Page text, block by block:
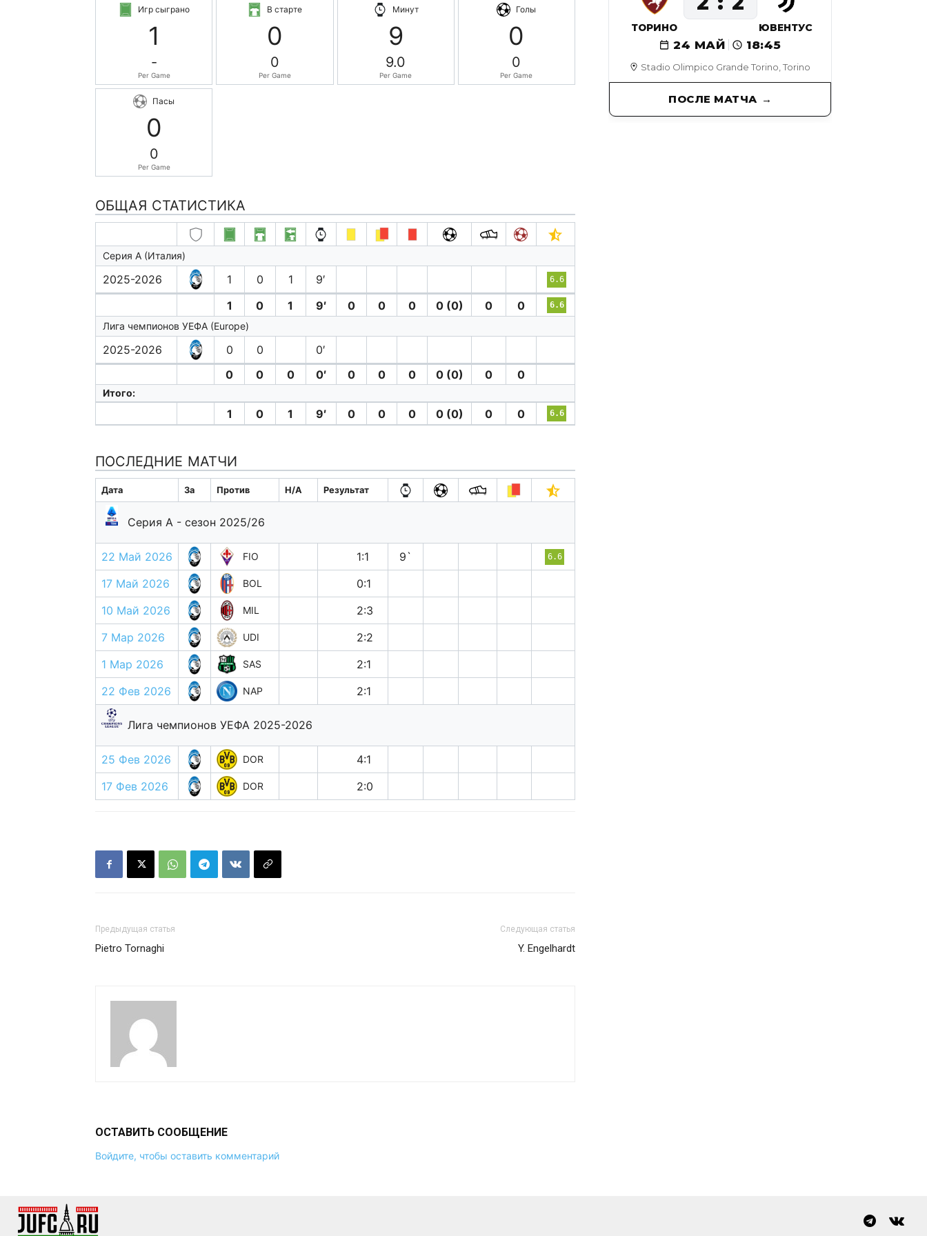
Игр сыграно
1
-
Per Game
В старте
0
0
Per Game
Минут
9
9.0
Per Game
Голы
0
0
Per Game
Пасы
0
0
Per Game
ОБЩАЯ СТАТИСТИКА
Серия А (Италия)
2025-2026 1 0 1 9′ 6.6
1 0 1 9′ 0 0 0 0 (0) 0 0 6.6
Лига чемпионов УЕФА (Europe)
2025-2026 0 0
0′
0
0 0 0′ 0 0 0 0 (0) 0 0
Итого:
1 0 1 9′ 0 0 0 0 (0) 0 0 6.6
ПОСЛЕДНИЕ МАТЧИ
Дата За Против H/A Результат
Серия А - сезон 2025/26
22 Май 2026 FIO 1:1 9` 6.6
17 Май 2026 BOL
0:1
10 Май 2026
MIL
2:3
7 Мар 2026
UDI
2:2
1 Мар 2026
SAS
2:1
22 Фев 2026
NAP 2:1
Лига чемпионов УЕФА 2025-2026
25 Фев 2026 DOR
4:1
17 Фев 2026
DOR 2:0
Предыдущая статья
Pietro Tornaghi
Следующая статья
Y. Engelhardt
ОСТАВИТЬ СООБЩЕНИЕ
Войдите, чтобы оставить комментарий
Stadio Olimpico Grande Torino, Torino
24 МАЙ 18:45
ТОРИНО ЮВЕНТУС
ПОСЛЕ МАТЧА